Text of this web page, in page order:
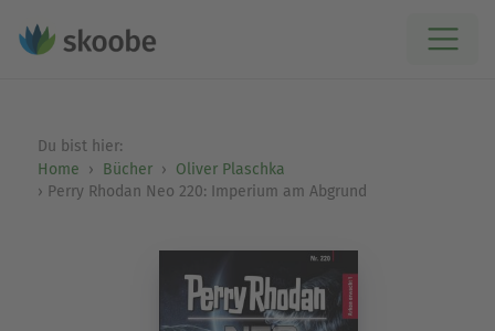
Du bist hier:
Home
Bücher
Oliver Plaschka
Perry Rhodan Neo 220: Imperium am Abgrund